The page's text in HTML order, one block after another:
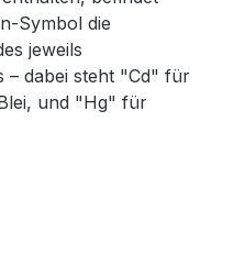
Symbol die
jeweils
– dabei steht "Cd" für
und "Hg" für